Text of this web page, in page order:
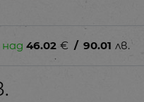
над46.02 € / 90.01 лв.